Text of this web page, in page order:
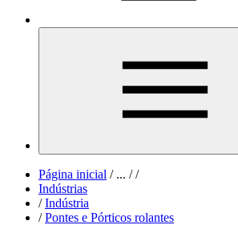
Página inicial /... / /
Indústrias
/ Indústria
/ Pontes e Pórticos rolantes